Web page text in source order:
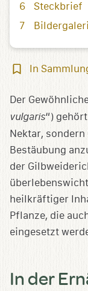
Steckbrief
In
speichern
In
Der
vulgaris“)
Nektar,
Bestäubung
der
heilkräftiger
Pflanze, die
eingesetzt
In der